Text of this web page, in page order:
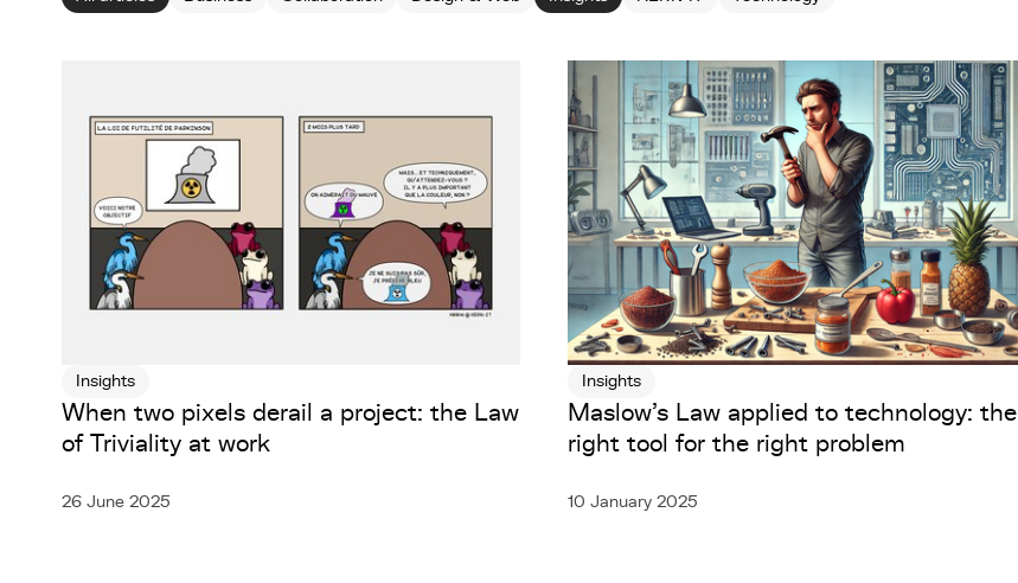
Insights
When two pixels derail a project: the Law
of Triviality at work
26 June 2025
Insights
Maslow's Law applied to technology: the
right tool for the right problem
10 January 2025